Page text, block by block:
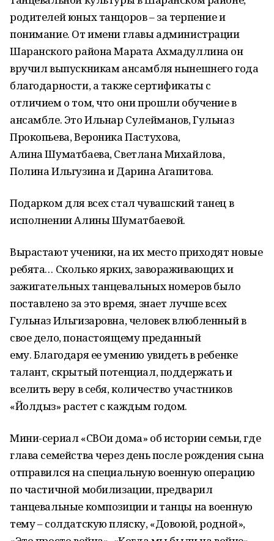
родителей юных танцоров – за терпение и
понимание. От имени главы администрации
Шаранского района Марата Ахмадуллина он
вручил выпускникам ансамбля нынешнего года
благодарности, а также сертификаты с
отличием о том, что они прошли обучение в
ансамбле. Это Ильнар Сулейманов, Гульназ
Прокопьева, Вероника Пастухова,
Алина Шуматбаева, Светлана Михайлова,
Полина Ильгузина и Дарина Агапитова.
Подарком для всех стал чувашский танец в
исполнении Алины Шуматбаевой.
Вырастают ученики, на их место приходят новые
ребята… Сколько ярких, завораживающих и
зажигательных танцевальных номеров было
поставлено за это время, знает лучше всех
Гульназ Ильгизаровна, человек влюбленный в
свое дело, понастоящему преданный
ему. Благодаря ее умению увидеть в ребенке
талант, скрытый потенциал, поддержать и
вселить веру в себя, количество участников
«Йолдыз» растет с каждым годом.
Мини-сериал «СВОи дома» об истории семьи, где
глава семейства через день после рождения сына
отправился на специальную военную операцию
по частичной мобилизации, предварил
танцевальные композиции и танцы на военную
тему – солдатскую пляску, «Довоюй, родной»,